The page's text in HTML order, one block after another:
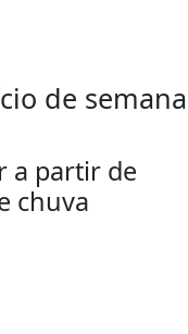
de semana
a partir de
chuva